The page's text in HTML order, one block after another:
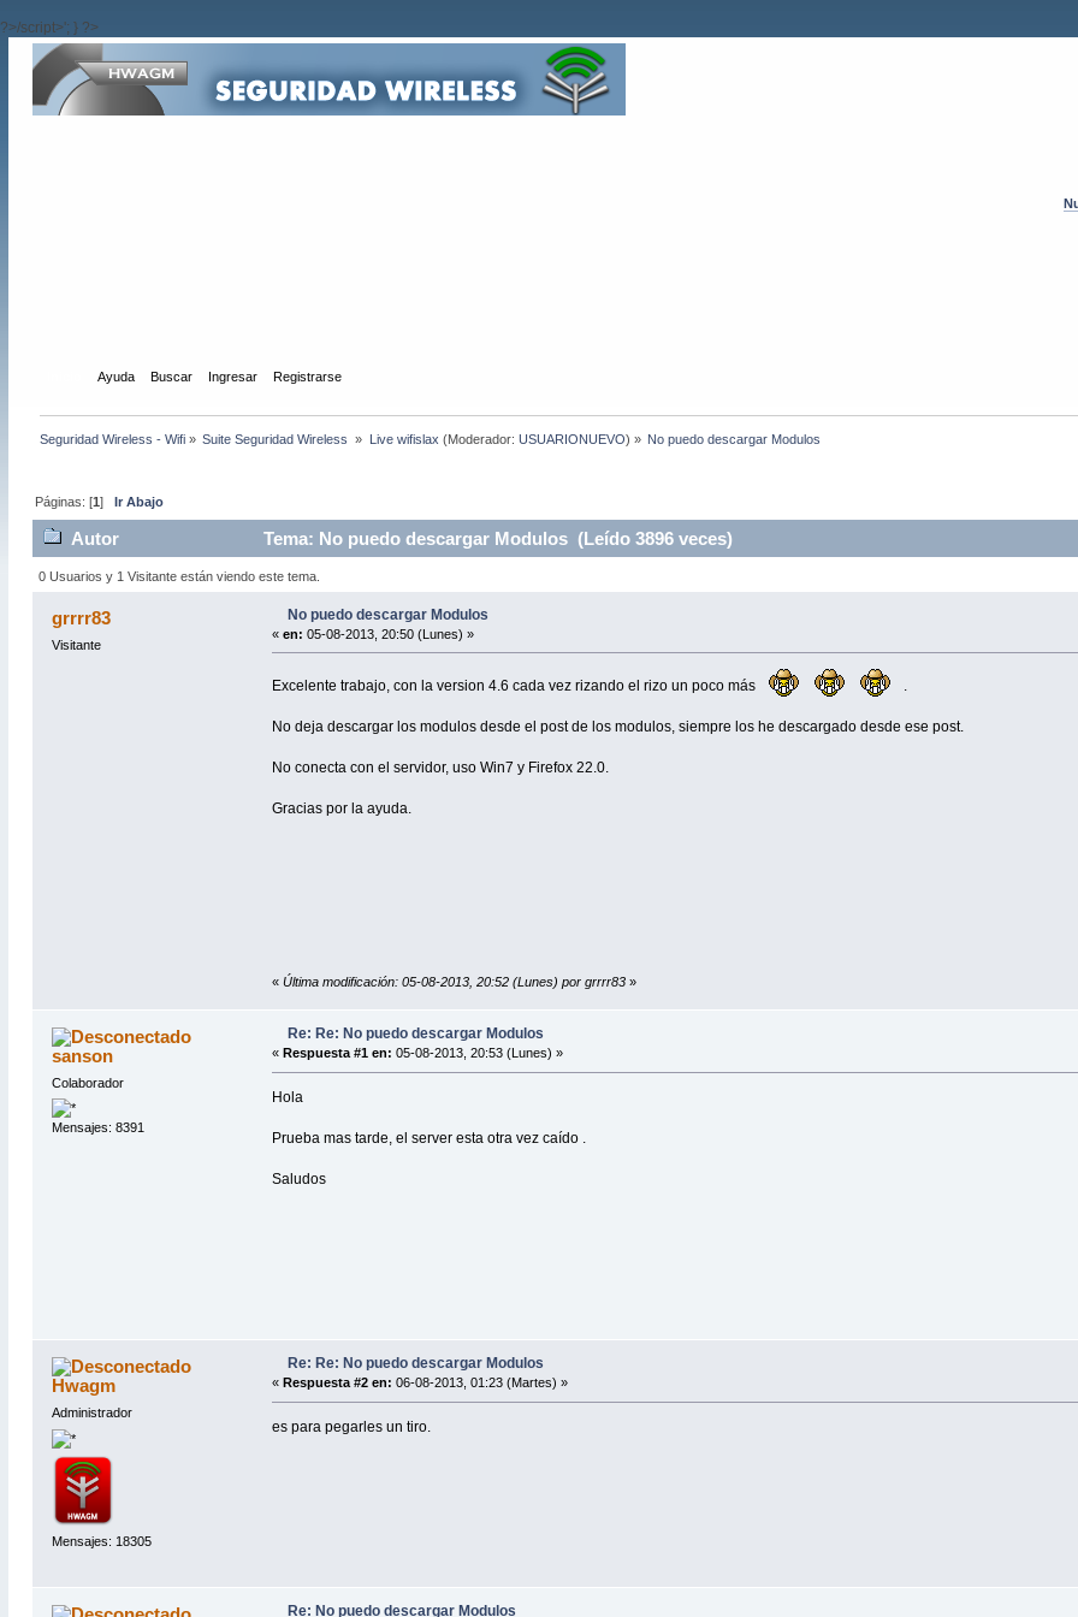
?>/script>'; } ?>
Ayuda Buscar Ingresar Registrarse
Seguridad Wireless - Wifi» Suite Seguridad Wireless » Live wifislax (Moderador: USUARIONUEVO) » No puedo descargar Modulos
Páginas: [1] Ir Abajo
Autor Tema: No puedo descargar Modulos (Leído 3896 veces)
0 Usuarios y 1 Visitante están viendo este tema.
grrrr83
Visitante
No puedo descargar Modulos
«en: 05-08-2013, 20:50 (Lunes) »
Excelente trabajo, con la version 4.6 cada vez rizando el rizo un poco más .
No deja descargar los modulos desde el post de los modulos, siempre los he descargado desde ese post.
No conecta con el servidor, uso Win7 y Firefox 22.0.
Gracias por la ayuda.
«Última modificación: 05-08-2013, 20:52 (Lunes) por grrrr83 »
sanson
Colaborador
Mensajes: 8391
Re: Re: No puedo descargar Modulos
«Respuesta #1 en: 05-08-2013, 20:53 (Lunes) »
Hola
Prueba mas tarde, el server esta otra vez caído .
Saludos
Hwagm
Administrador
Mensajes: 18305
Re: Re: No puedo descargar Modulos
« Respuesta #2 en: 06-08-2013, 01:23 (Martes) »
es para pegarles un tiro.
Re: No puedo descargar Modulos